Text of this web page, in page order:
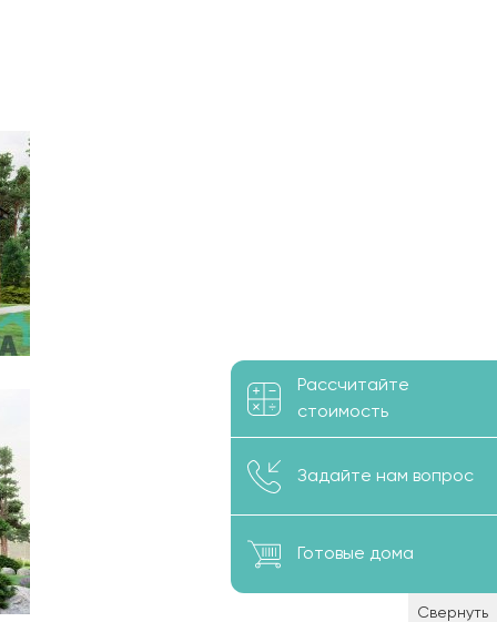
Рассчитайте
стоимость
Задайте нам вопрос
Готовые дома
Свернуть